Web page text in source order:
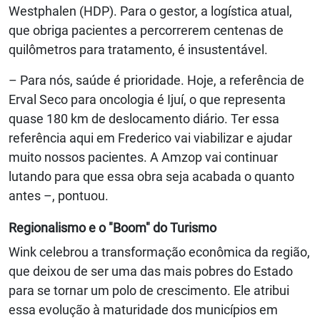
Westphalen (HDP). Para o gestor, a logística atual,
que obriga pacientes a percorrerem centenas de
quilômetros para tratamento, é insustentável.
– Para nós, saúde é prioridade. Hoje, a referência de
Erval Seco para oncologia é Ijuí, o que representa
quase 180 km de deslocamento diário. Ter essa
referência aqui em Frederico vai viabilizar e ajudar
muito nossos pacientes. A Amzop vai continuar
lutando para que essa obra seja acabada o quanto
antes –, pontuou.
Regionalismo e o "Boom" do Turismo
Wink celebrou a transformação econômica da região,
que deixou de ser uma das mais pobres do Estado
para se tornar um polo de crescimento. Ele atribui
essa evolução à maturidade dos municípios em